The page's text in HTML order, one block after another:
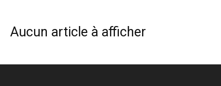
Aucun article à afficher